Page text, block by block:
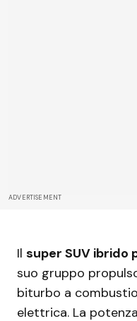
ADVERTISEMENT
Il super SUV ibrido
suo gruppo
biturbo a
elettrica. La